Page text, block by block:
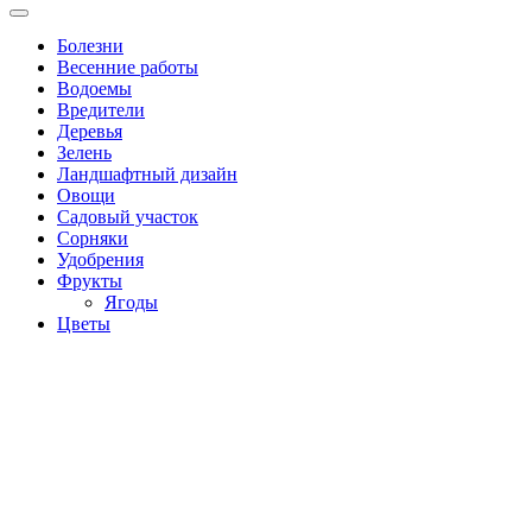
Болезни
Весенние работы
Водоемы
Вредители
Деревья
Зелень
Ландшафтный дизайн
Овощи
Садовый участок
Сорняки
Удобрения
Фрукты
Ягоды
Цветы